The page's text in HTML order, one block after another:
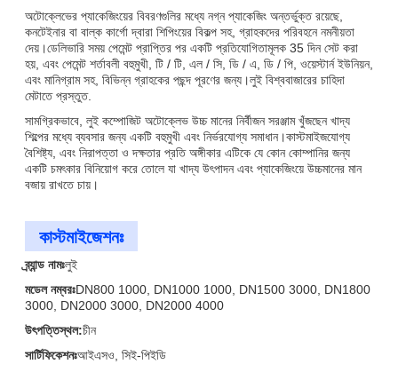
অটোক্লেভের প্যাকেজিংয়ের বিবরণগুলির মধ্যে নগ্ন প্যাকেজিং অন্তর্ভুক্ত রয়েছে,
কনটেইনার বা বাল্ক কার্গো দ্বারা শিপিংয়ের বিকল্প সহ, গ্রাহকদের পরিবহনে নমনীয়তা
দেয়।ডেলিভারি সময় পেমেন্ট প্রাপ্তির পর একটি প্রতিযোগিতামূলক 35 দিন সেট করা
হয়, এবং পেমেন্ট শর্তাবলী বহুমুখী, টি / টি, এল / সি, ডি / এ, ডি / পি, ওয়েস্টার্ন ইউনিয়ন,
এবং মানিগ্রাম সহ, বিভিন্ন গ্রাহকের পছন্দ পূরণের জন্য।লুই বিশ্ববাজারের চাহিদা
মেটাতে প্রস্তুত.
সামগ্রিকভাবে, লুই কম্পোজিট অটোক্লেভ উচ্চ মানের নির্বীজন সরঞ্জাম খুঁজছেন খাদ্য
শিল্পের মধ্যে ব্যবসার জন্য একটি বহুমুখী এবং নির্ভরযোগ্য সমাধান।কাস্টমাইজযোগ্য
বৈশিষ্ট্য, এবং নিরাপত্তা ও দক্ষতার প্রতি অঙ্গীকার এটিকে যে কোন কোম্পানির জন্য
একটি চমৎকার বিনিয়োগ করে তোলে যা খাদ্য উৎপাদন এবং প্যাকেজিংয়ে উচ্চমানের মান
বজায় রাখতে চায়।
কাস্টমাইজেশনঃ
ব্র্যান্ড নামঃলুই
মডেল নম্বরঃDN800 1000, DN1000 1000, DN1500 3000, DN1800
3000, DN2000 3000, DN2000 4000
উৎপত্তিস্থল:চীন
সার্টিফিকেশনঃআইএসও, সিই-পিইডি